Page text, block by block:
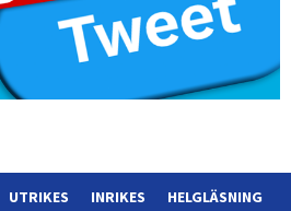
UTRIKES INRIKES HELGLÄSNING